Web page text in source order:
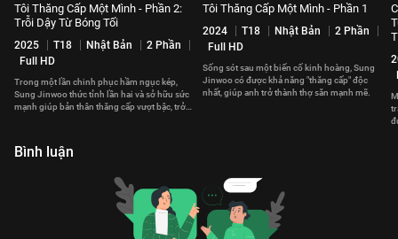
Tôi Thăng Cấp Một Mình - Phần 2:
Trỗi Dậy Từ Bóng Tối
2025 T18 Nhật Bản
2 Phần
Full HD
Trong một lần chinh phục hầm ngục kép,
Sung Jinwoo thức tỉnh lần hai và sở hữu sức
mạnh giúp bản thân thăng cấp vượt bậc, trở
Tôi Thăng Cấp Một Mình - Phần 1
2024 T18 Nhật Bản
2 Phần
Full HD
Sống sót sau một biến cố kinh hoàng, Sung
Jinwoo có được khả năng "thăng cấp" độc
nhất, giúp anh trở thành thợ săn mạnh mẽ.
Bình luận